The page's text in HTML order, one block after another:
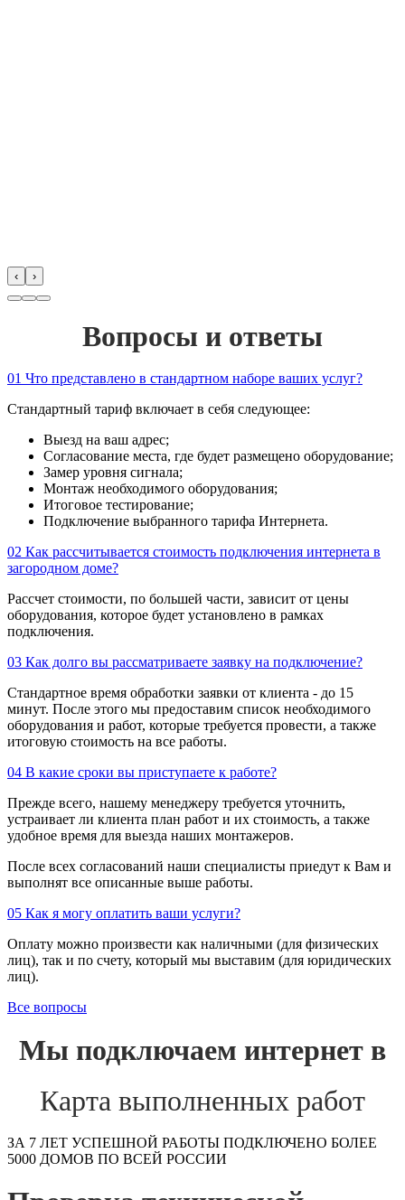
‹ ›
Вопросы и ответы
01 Что представлено в стандартном наборе ваших услуг?
Стандартный тариф включает в себя следующее:
Выезд на ваш адрес;
Согласование места, где будет размещено оборудование;
Замер уровня сигнала;
Монтаж необходимого оборудования;
Итоговое тестирование;
Подключение выбранного тарифа Интернета.
02 Как рассчитывается стоимость подключения интернета в
загородном доме?
Рассчет стоимости, по большей части, зависит от цены
оборудования, которое будет установлено в рамках
подключения.
03 Как долго вы рассматриваете заявку на подключение?
Стандартное время обработки заявки от клиента - до 15
минут. После этого мы предоставим список необходимого
оборудования и работ, которые требуется провести, а также
итоговую стоимость на все работы.
04 В какие сроки вы приступаете к работе?
Прежде всего, нашему менеджеру требуется уточнить,
устраивает ли клиента план работ и их стоимость, а также
удобное время для выезда наших монтажеров.
После всех согласований наши специалисты приедут к Вам и
выполнят все описанные выше работы.
05 Как я могу оплатить ваши услуги?
Оплату можно произвести как наличными (для физических
лиц), так и по счету, который мы выставим (для юридических
лиц).
Все вопросы
Мы подключаем интернет в
Карта выполненных работ
ЗА 7 ЛЕТ УСПЕШНОЙ РАБОТЫ ПОДКЛЮЧЕНО БОЛЕЕ
5000 ДОМОВ ПО ВСЕЙ РОССИИ